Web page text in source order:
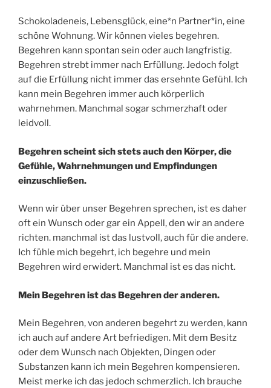
Schokoladeneis, Lebensglück, eine*n Partner*in, eine
schöne Wohnung. Wir können vieles begehren.
Begehren kann spontan sein oder auch langfristig.
Begehren strebt immer nach Erfüllung. Jedoch folgt
auf die Erfüllung nicht immer das ersehnte Gefühl. Ich
kann mein Begehren immer auch körperlich
wahrnehmen. Manchmal sogar schmerzhaft oder
leidvoll.
Begehren scheint sich stets auch den Körper, die
Gefühle, Wahrnehmungen und Empfindungen
einzuschließen.
Wenn wir über unser Begehren sprechen, ist es daher
oft ein Wunsch oder gar ein Appell, den wir an andere
richten. manchmal ist das lustvoll, auch für die andere.
Ich fühle mich begehrt, ich begehre und mein
Begehren wird erwidert. Manchmal ist es das nicht.
Mein Begehren ist das Begehren der anderen.
Mein Begehren, von anderen begehrt zu werden, kann
ich auch auf andere Art befriedigen. Mit dem Besitz
oder dem Wunsch nach Objekten, Dingen oder
Substanzen kann ich mein Begehren kompensieren.
Meist merke ich das jedoch schmerzlich. Ich brauche